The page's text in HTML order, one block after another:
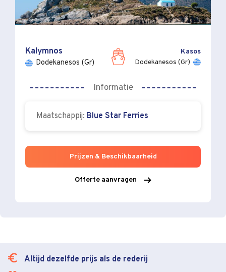
Kalymnos
Dodekanesos (Gr)
Kasos
Dodekanesos (Gr)
Informatie
Maatschappij: Blue Star Ferries
Prijzen & Beschikbaarheid
Offerte aanvragen
Altijd dezelfde prijs als de rederij